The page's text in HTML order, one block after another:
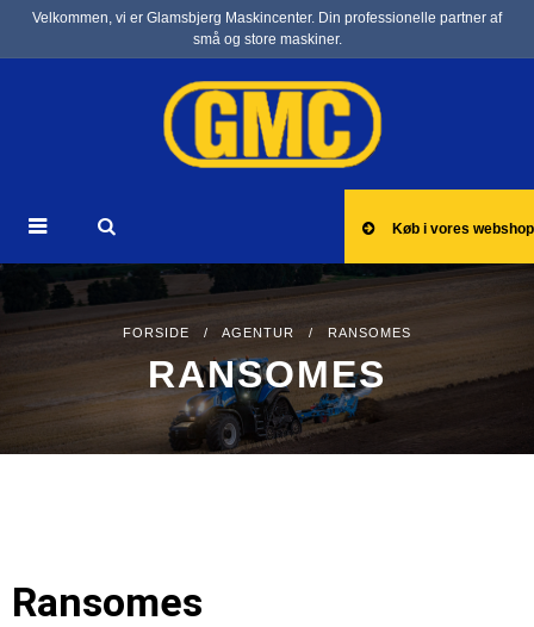
Velkommen, vi er Glamsbjerg Maskincenter. Din professionelle partner af
små og store maskiner.
Køb i vores webshop
FORSIDE / AGENTUR / RANSOMES
RANSOMES
Ransomes